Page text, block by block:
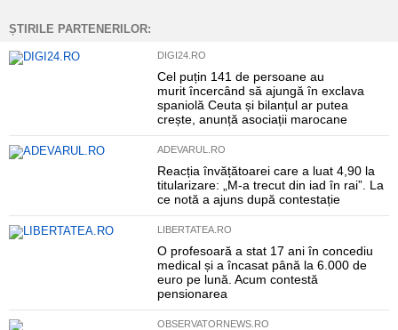
ȘTIRILE PARTENERILOR:
DIGI24.RO
Cel puțin 141 de persoane au
murit încercând să ajungă în exclava
spaniolă Ceuta și bilanțul ar putea
crește, anunță asociații marocane
ADEVARUL.RO
Reacția învățătoarei care a luat 4,90 la
titularizare: „M-a trecut din iad în rai”. La
ce notă a ajuns după contestație
LIBERTATEA.RO
O profesoară a stat 17 ani în concediu
medical și a încasat până la 6.000 de
euro pe lună. Acum contestă
pensionarea
OBSERVATORNEWS.RO